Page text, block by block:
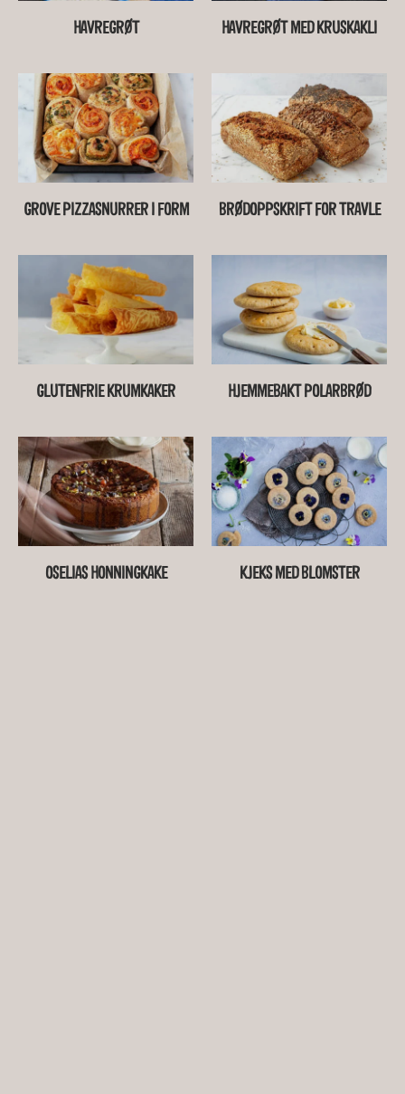
HAVREGRØT HAVREGRØT MED KRUSKAKLI
GROVE PIZZASNURRER I FORM BRØDOPPSKRIFT FOR TRAVLE
GLUTENFRIE KRUMKAKER HJEMMEBAKT POLARBRØD
OSELIAS HONNINGKAKE KJEKS MED BLOMSTER